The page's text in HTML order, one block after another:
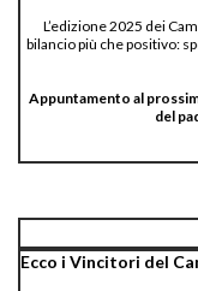
L’edizione 2025 dei
bilancio più che positivo:
Appuntamento al
del
Ecco i Vincitori del